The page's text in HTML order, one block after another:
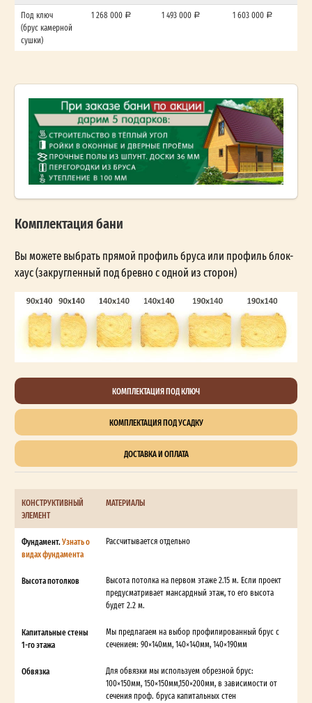
Под ключ
(брус камерной
сушки)
1 268 000 1 493 000 1 603 000
Комплектация бани
Вы можете выбрать прямой профиль бруса или профиль блок-
хаус (закругленный под бревно с одной из сторон)
КОМПЛЕКТАЦИЯ ПОД КЛЮЧ
КОМПЛЕКТАЦИЯ ПОД УСАДКУ
ДОСТАВКА И ОПЛАТА
КОНСТРУКТИВНЫЙ
ЭЛЕМЕНТ
МАТЕРИАЛЫ
Фундамент.Узнать о
видах фундамента
Рассчитывается отдельно
Высота потолков
Высота потолка на первом этаже 2.15 м. Если проект
предусматривает мансардный этаж, то его высота
будет 2.2 м.
Капитальные стены
1-го этажа
Мы предлагаем на выбор профилированный брус с
сечением: 90×140мм, 140×140мм, 140×190мм
Обвязка
Для обвязки мы используем обрезной брус:
100×150мм, 150×150мм,150×200мм, в зависимости от
сечения проф. бруса капитальных стен